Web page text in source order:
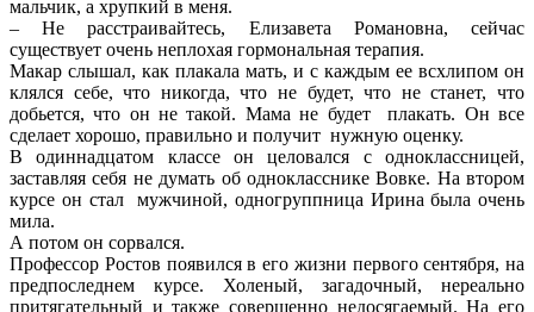
мальчик, а хрупкий в меня.
– Не расстраивайтесь, Елизавета Романовна, сейчас
существует очень неплохая гормональная терапия.
Макар слышал, как плакала мать, и с каждым ее всхлипом он
клялся себе, что никогда, что не будет, что не станет, что
добьется, что он не такой. Мама не будет плакать. Он все
сделает хорошо, правильно и получит нужную оценку.
В одиннадцатом классе он целовался с одноклассницей,
заставляя себя не думать об однокласснике Вовке. На втором
курсе он стал мужчиной, одногруппница Ирина была очень
мила.
А потом он сорвался.
Профессор Ростов появился в его жизни первого сентября, на
предпоследнем курсе. Холеный, загадочный, нереально
притягательный и также совершенно недосягаемый. На его